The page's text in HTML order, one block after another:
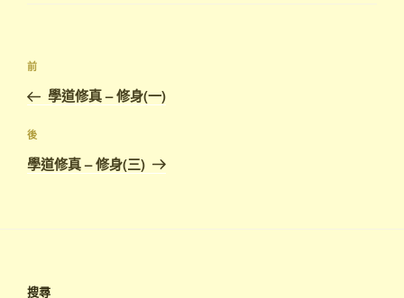
文
導
覽
上
一
篇
文
章
前
學道修真 – 修身(一)
下
篇
文
後
學道修真 – 修身(三)
搜尋